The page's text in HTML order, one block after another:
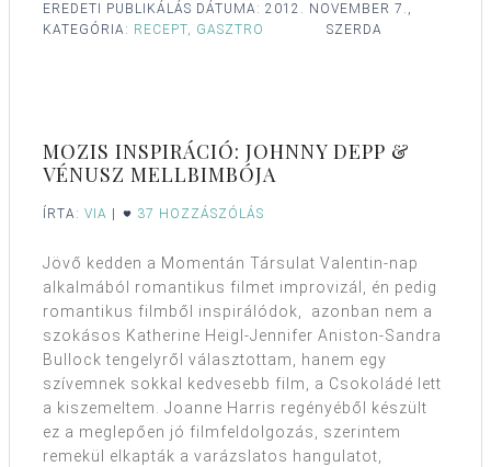
EREDETI PUBLIKÁLÁS DÁTUMA: 2012. NOVEMBER 7.,
SZERDA
KATEGÓRIA: RECEPT, GASZTRO
MOZIS INSPIRÁCIÓ: JOHNNY DEPP &
VÉNUSZ MELLBIMBÓJA
ÍRTA: VIA 37 HOZZÁSZÓLÁS
Jövő kedden a Momentán Társulat Valentin-nap
alkalmából romantikus filmet improvizál, én pedig
romantikus filmből inspirálódok, azonban nem a
szokásos Katherine Heigl-Jennifer Aniston-Sandra
Bullock tengelyről választottam, hanem egy
szívemnek sokkal kedvesebb film, a Csokoládé lett
a kiszemeltem. Joanne Harris regényéből készült
ez a meglepően jó filmfeldolgozás, szerintem
remekül elkapták a varázslatos hangulatot,